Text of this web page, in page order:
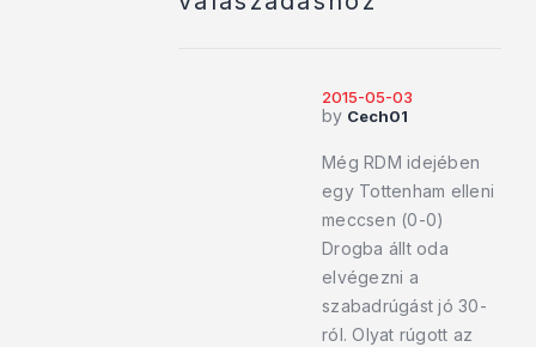
2015-05-03
by Cech01
Még RDM idejében
egy Tottenham elleni
meccsen (0-0)
Drogba állt oda
elvégezni a
szabadrúgást jó 30-
ról. Olyat rúgott az